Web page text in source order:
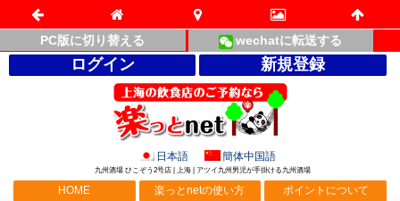
PC版に切り替える wechatに転送する
ログイン 新規登録
日本語 簡体中国語
九州酒場 ひこぞう2号店 | 上海 | アツイ九州男児が手掛ける九州酒場
HOME 楽っとnetの使い方 ポイントについて